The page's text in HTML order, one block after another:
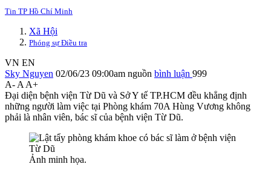
Tin TP Hồ Chí Minh
Xã Hội
Phóng sự Điều tra
VN EN
Sky Nguyen 02/06/23 09:00am nguồn bình luận 999
A- A A+
Đại diện bệnh viện Từ Dũ và Sở Y tế TP.HCM đều khẳng định
những người làm việc tại Phòng khám 70A Hùng Vương không
phải là nhân viên, bác sĩ của bệnh viện Từ Dũ.
Ảnh minh họa.